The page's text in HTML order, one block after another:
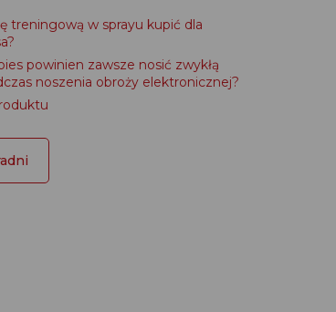
treningową w sprayu kupić dla
powinien zawsze nosić zwykłą
noszenia obroży elektronicznej?